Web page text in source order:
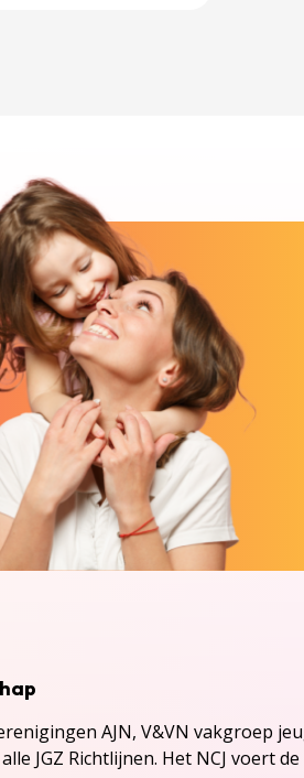
AJN, V&VN vakgroep
JGZ Richtlijnen. Het NCJ voert